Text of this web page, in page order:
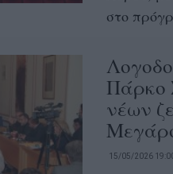
στο
Πάρκο
νέων
15/05/2026